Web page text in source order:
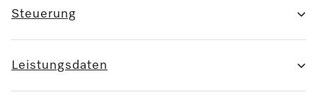
Steuerung
Leistungsdaten